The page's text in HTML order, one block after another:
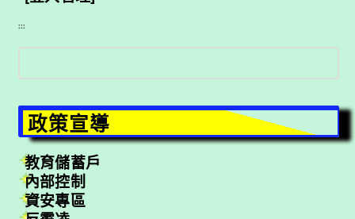
:::
尋
政策宣導
教育儲蓄戶
內部控制
資安專區